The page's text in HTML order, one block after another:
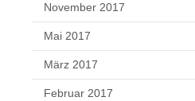
November 2017
Mai 2017
März 2017
Februar 2017